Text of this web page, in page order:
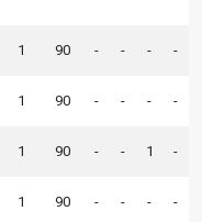
1 90 - - - -
1 90 - - - -
1 90 - - 1 -
1 90 - - - -